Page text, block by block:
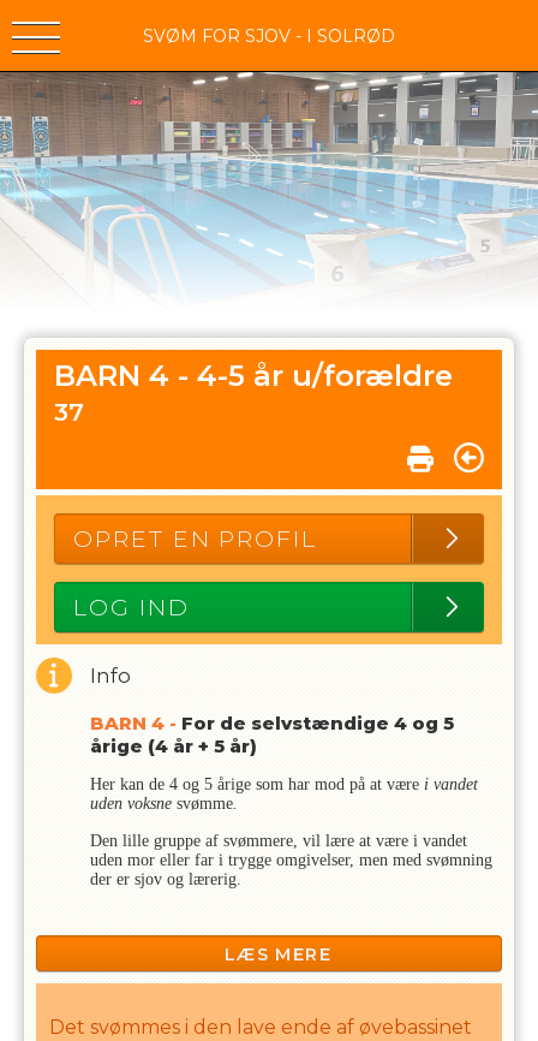
SVØM FOR SJOV - I SOLRØD
BARN 4 - 4-5 år u/forældre
37
OPRET EN PROFIL
LOG IND
Info
BARN 4 - For de selvstændige 4 og 5
årige (4 år + 5 år)
Her kan de 4 og 5 årige som har mod på at være i vandet
uden voksne svømme.
Den lille gruppe af svømmere, vil lære at være i vandet
uden mor eller far i trygge omgivelser, men med svømning
der er sjov og lærerig.
samt opdage glæden ved selvstændigt at være i vandet. Der
lægges vægt på ordet leg igennem hele sæsonen
af bassinet. Bassinet er delt med en snor.
LÆS MERE
Det svømmes i den lave ende af øvebassinet